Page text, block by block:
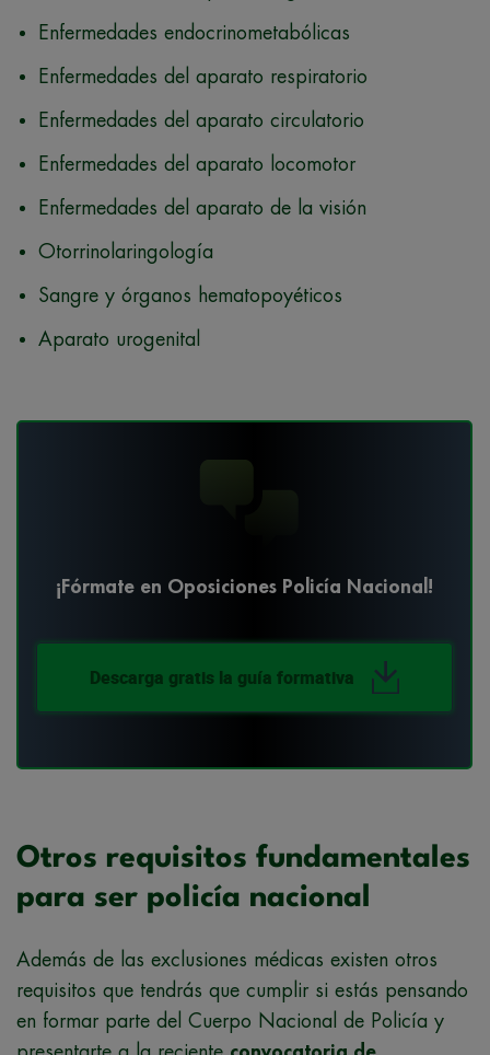
Enfermedades endocrinometabólicas
Enfermedades del aparato respiratorio
Enfermedades del aparato circulatorio
Enfermedades del aparato locomotor
Enfermedades del aparato de la visión
Otorrinolaringología
Sangre y órganos hematopoyéticos
Aparato urogenital
¡Fórmate en Oposiciones Policía Nacional!
Descarga gratis la guía formativa
Otros requisitos fundamentales
para ser policía nacional
Además de las exclusiones médicas existen otros
requisitos que tendrás que cumplir si estás pensando
en formar parte del Cuerpo Nacional de Policía y